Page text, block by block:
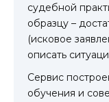
судебной
образцу –
(исковое
описать
Сервис
обучения и